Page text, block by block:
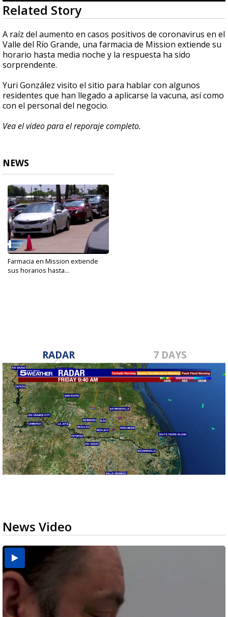
0
seconds
of
2
minutes,
51
seconds
Related Story
A raíz del aumento en casos positivos de coronavirus en el
Valle del Río Grande, una farmacia de Mission extiende su
horario hasta media noche y la respuesta ha sido
sorprendente.
Yuri González visito el sitio para hablar con algunos
residentes que han llegado a aplicarse la vacuna, así como
con el personal del negocio.
Vea el video para el reporaje completo.
NEWS
Farmacia en Mission extiende
sus horarios hasta...
RADAR 7 DAYS
News Video